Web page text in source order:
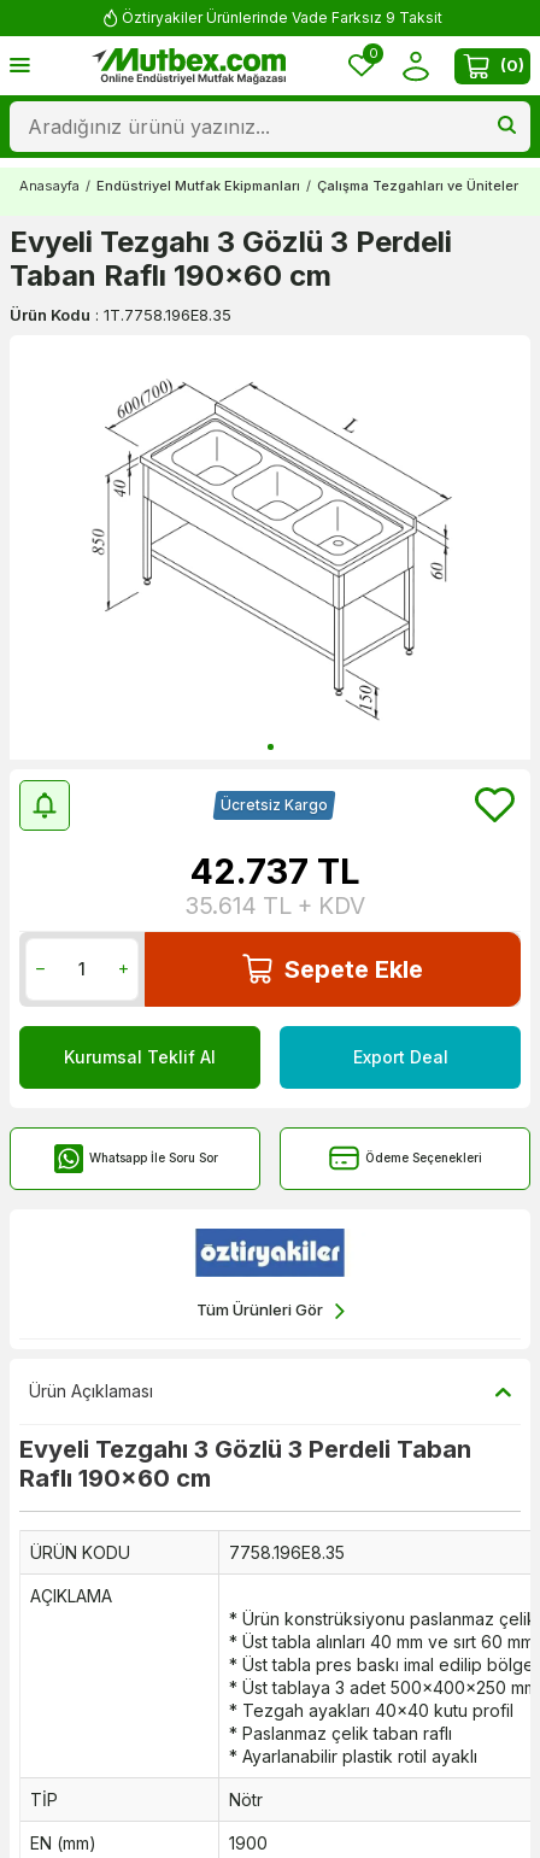
Öztiryakiler Ürünlerinde Vade Farksız 9 Taksit
0
(0)
Anasayfa / Endüstriyel Mutfak Ekipmanları / Çalışma Tezgahları ve Üniteler
Evyeli Tezgahı 3 Gözlü 3 Perdeli
Taban Raflı 190x60 cm
Ürün Kodu : 1T.7758.196E8.35
Ücretsiz Kargo
42.737 TL
35.614 TL + KDV
Sepete Ekle
Kurumsal Teklif Al Export Deal
Whatsapp İle Soru Sor Ödeme Seçenekleri
Tüm Ürünleri Gör
Ürün Açıklaması
Evyeli Tezgahı 3 Gözlü 3 Perdeli Taban
Raflı 190x60 cm
ÜRÜN KODU 7758.196E8.35
AÇIKLAMA
* Ürün konstrüksiyonu paslanmaz
* Üst tabla alınları 40 mm ve sırt 60 mm
* Üst tabla pres baskı imal edilip
* Üst tablaya 3 adet 500x400x250
* Tezgah ayakları 40x40 kutu profil
* Paslanmaz çelik taban raflı
* Ayarlanabilir plastik rotil ayaklı
TİP Nötr
EN (mm) 1900